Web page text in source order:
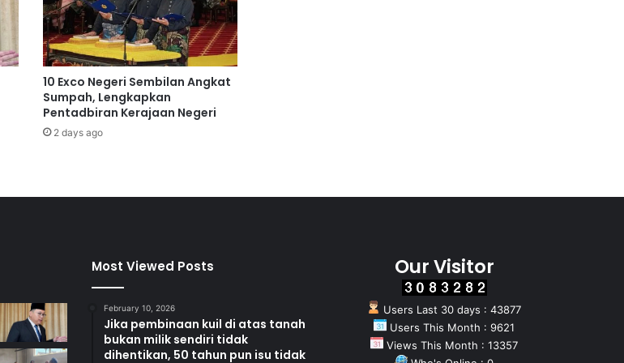
10 Exco Negeri Sembilan Angkat
Sumpah, Lengkapkan
Pentadbiran Kerajaan Negeri
2 days ago
Most Viewed Posts
February 10, 2026
Jika pembinaan kuil di atas tanah
bukan milik sendiri tidak
dihentikan, 50 tahun pun isu tidak
Our Visitor
Users Last 30 days : 43877
Users This Month : 9621
Views This Month : 13357